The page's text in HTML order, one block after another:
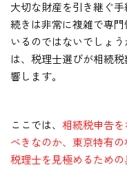
大切な財産を引き継ぐ
続きは非常に複雑で専
いるのではないでしょ
は、税理士選びが相続
響します。
ここでは、 相続税申告
べきなのか、東京特有
税理士を見極めるため